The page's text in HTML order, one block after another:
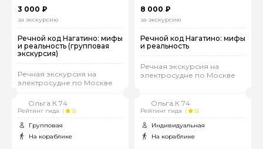
3 000 ₽
за экскурсию
Речной код Нагатино: мифы
и реальность (групповая
экскурсия)
Речная экскурсия на
электросудне по Москве
Ольга.К 74
Рейтинг гида (
5)
Групповая
На кораблике
8 000 ₽
за экскурсию
Речной код Нагатино: мифы
и реальность
Речная экскурсия на
электросудне по Москве
Ольга.К 74
Рейтинг гида (
5)
Индивидуальная
На кораблике